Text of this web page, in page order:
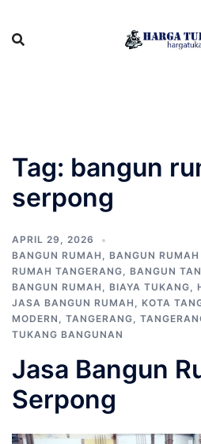
content
Tag: bangun
serpong
APRIL 29, 2026
BANGUN RUMAH , BANGUN
RUMAH TANGERANG, BANGUN
BANGUN RUMAH , BIAYA TUKANG,
JASA BANGUN RUMAH , KOTA
MODERN , TANGERANG,
TUKANG BANGUNAN
Jasa Bangun
Serpong